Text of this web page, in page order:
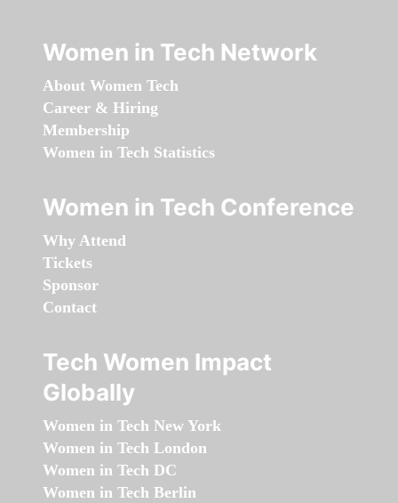
Women in Tech Network
About Women Tech
Career & Hiring
Membership
Women in Tech Statistics
Women in Tech Conference
Why Attend
Tickets
Sponsor
Contact
Tech Women Impact
Globally
Women in Tech New York
Women in Tech London
Women in Tech DC
Women in Tech Berlin